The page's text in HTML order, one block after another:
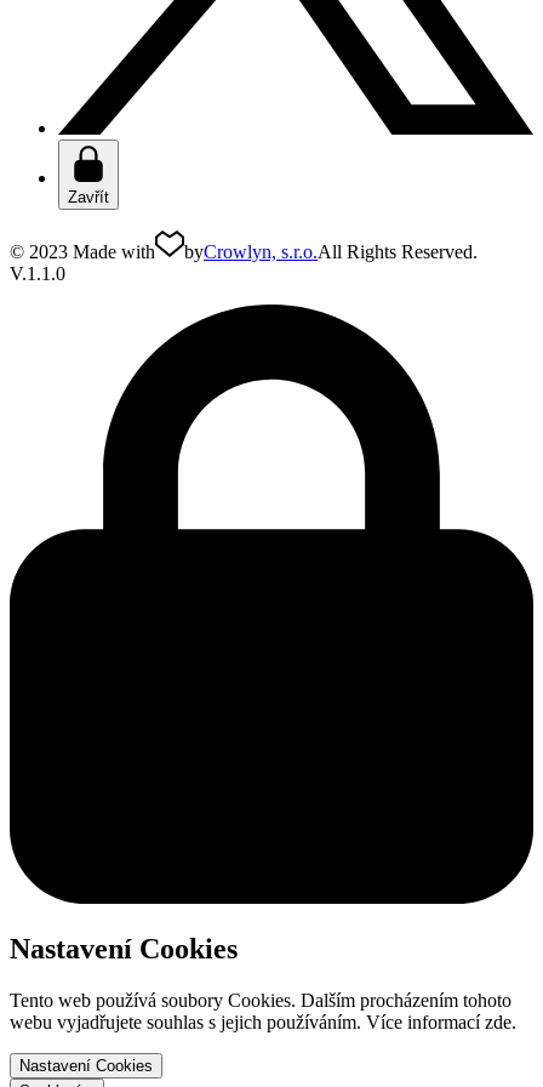
Zavřít
© 2023 Made with byCrowlyn, s.r.o.All Rights Reserved.
V.1.1.0
Nastavení Cookies
Tento web používá soubory Cookies. Dalším procházením tohoto
webu vyjadřujete souhlas s jejich používáním. Více informací zde.
Nastavení Cookies